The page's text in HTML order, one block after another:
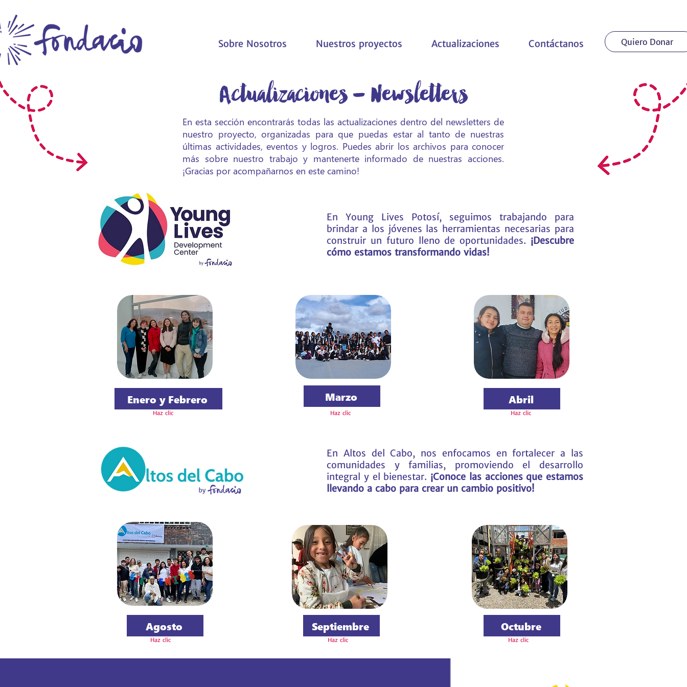
Sobre Nosotros Nuestros proyectos Actualizaciones Contáctanos Quiero Donar
Actualizaciones - Newsletters
En esta sección encontrarás todas las actualizaciones dentro del newsletters de
nuestro proyecto, organizadas para que puedas estar al tanto de nuestras
últimas actividades, eventos y logros. Puedes abrir los archivos para conocer
más sobre nuestro trabajo y mantenerte informado de nuestras acciones.
¡Gracias por acompañarnos en este camino!
En Young Lives Potosí, seguimos trabajando para
brindar a los jóvenes las herramientas necesarias para
construir un futuro lleno de oportunidades. ¡Descubre
cómo estamos transformando vidas!
Enero y Febrero Marzo Abril
Haz clic Haz clic Haz clic
En Altos del Cabo, nos enfocamos en fortalecer a las
comunidades y familias, promoviendo el desarrollo
integral y el bienestar. ¡Conoce las acciones que estamos
llevando a cabo para crear un cambio positivo!
Agosto Septiembre Octubre
Haz clic Haz clic Haz clic